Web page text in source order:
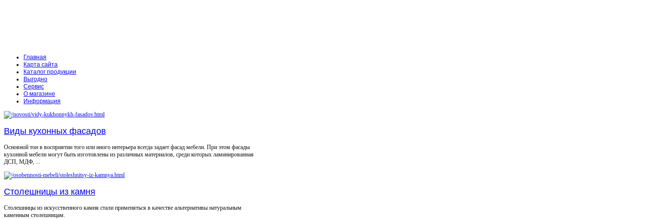
Главная
Карта сайта
Каталог продукции
Выгодно
Сервис
О магазине
Информация
Виды кухонных фасадов
Основной тон в восприятии того или иного интерьера всегда задает фасад мебели. При этом фасады
кухонной мебели могут быть изготовлены из различных материалов, среди которых ламинированная
ДСП, МДФ, ...
Столешницы из камня
Столешницы из искусственного камня стали применяться в качестве альтернативы натуральным
каменным столешницам.